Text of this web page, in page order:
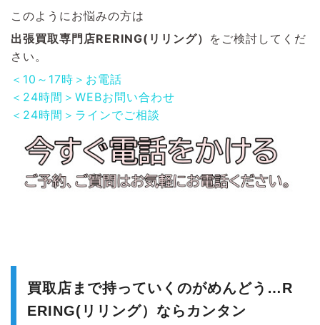
このようにお悩みの方は
出張買取専門店RERING(リリング） をご検討してくだ
さい。
＜10～17時＞お電話
＜24時間＞WEBお問い合わせ
＜24時間＞ラインでご相談
買取店まで持っていくのがめんどう…R
ERING(リリング）ならカンタン